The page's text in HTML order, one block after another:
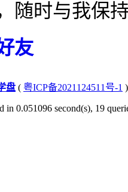
随时与我保
友
盘 ( 粤ICP备2021124511号-1 )
in 0.051096 second(s), 19